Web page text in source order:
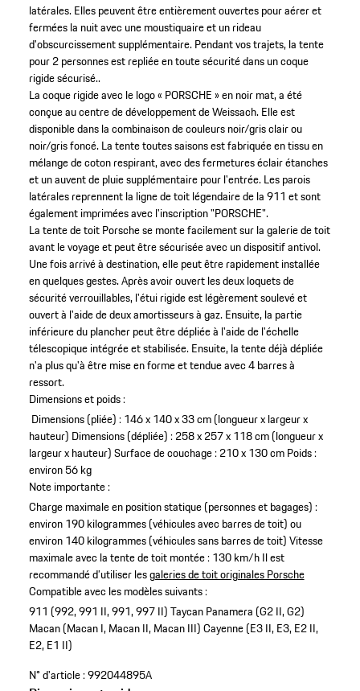
latérales. Elles peuvent être entièrement ouvertes pour aérer et
fermées la nuit avec une moustiquaire et un rideau
d'obscurcissement supplémentaire. Pendant vos trajets, la tente
pour 2 personnes est repliée en toute sécurité dans un coque
rigide sécurisé..
La coque rigide avec le logo « PORSCHE » en noir mat, a été
conçue au centre de développement de Weissach. Elle est
disponible dans la combinaison de couleurs noir/gris clair ou
noir/gris foncé. La tente toutes saisons est fabriquée en tissu en
mélange de coton respirant, avec des fermetures éclair étanches
et un auvent de pluie supplémentaire pour l'entrée. Les parois
latérales reprennent la ligne de toit légendaire de la 911 et sont
également imprimées avec l'inscription "PORSCHE".
La tente de toit Porsche se monte facilement sur la galerie de toit
avant le voyage et peut être sécurisée avec un dispositif antivol.
Une fois arrivé à destination, elle peut être rapidement installée
en quelques gestes. Après avoir ouvert les deux loquets de
sécurité verrouillables, l'étui rigide est légèrement soulevé et
ouvert à l'aide de deux amortisseurs à gaz. Ensuite, la partie
inférieure du plancher peut être dépliée à l'aide de l'échelle
télescopique intégrée et stabilisée. Ensuite, la tente déjà dépliée
n'a plus qu'à être mise en forme et tendue avec 4 barres à
ressort.
Dimensions et poids :
Dimensions (pliée) : 146 x 140 x 33 cm (longueur x largeur x
hauteur) Dimensions (dépliée) : 258 x 257 x 118 cm (longueur x
largeur x hauteur)Surface de couchage : 210 x 130 cm Poids :
environ 56 kg
Note importante :
Charge maximale en position statique (personnes et bagages) :
environ 190 kilogrammes (véhicules avec barres de toit) ou
environ 140 kilogrammes (véhicules sans barres de toit)Vitesse
maximale avec la tente de toit montée : 130 km/h Il est
recommandé d’utiliser lesgaleries de toit originales Porsche
Compatible avec les modèles suivants :
911 (992, 991 II, 991, 997 II)Taycan Panamera (G2 II, G2)
Macan (Macan I, Macan II, Macan III)Cayenne (E3 II, E3, E2 II,
E2, E1 II)
N° d'article :992044895A